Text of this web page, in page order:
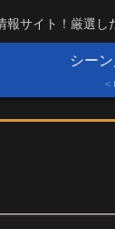
サイト！厳選し
シー